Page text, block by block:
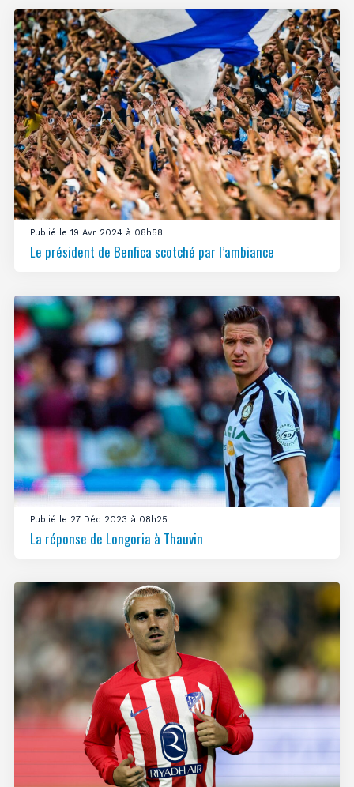
Publié le 19 Avr 2024 à 08h58
Le président de Benfica scotché par l’ambiance
Publié le 27 Déc 2023 à 08h25
La réponse de Longoria à Thauvin